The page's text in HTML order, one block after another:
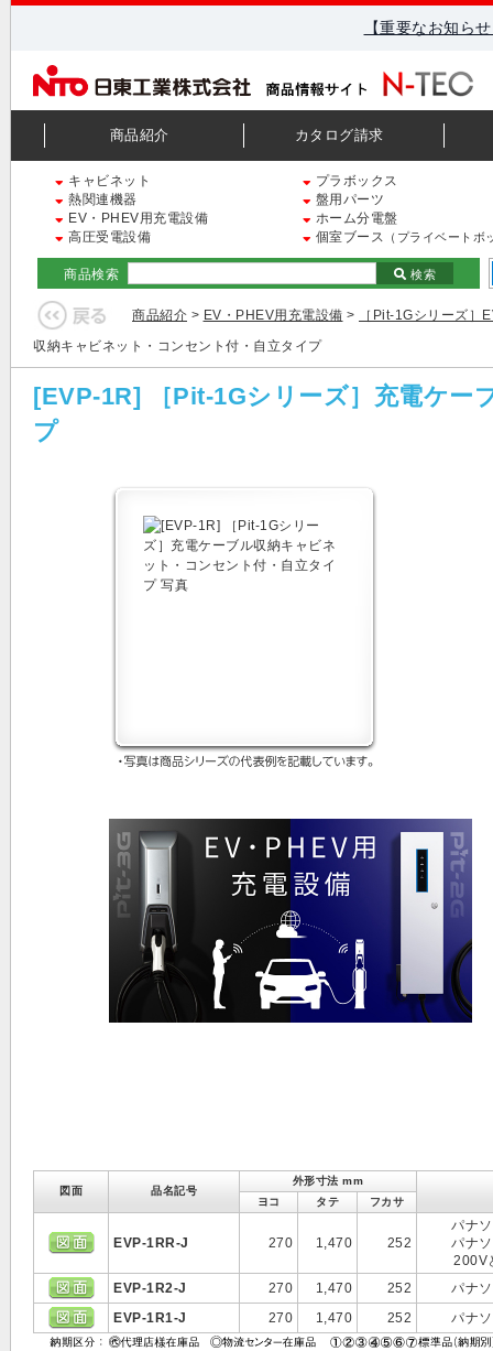
【重要なお知ら
商品紹介 カタログ請求
キャビネット
プラボックス
熱関連機器
盤用パーツ
EV・PHEV用充電設備
ホーム分電盤
高圧受電設備
個室ブース （プライベートボ
商品検索 検索
商品紹介 > EV・PHEV用充電設備 >
［Pit-1Gシリーズ］
収納キャビネット・コンセント付・自立タイプ
[EVP-1R] ［Pit-1Gシリーズ］充電ケー
プ
図面 品名記号
外形寸法 mm
ヨコ
タテ フカサ
EVP-1RR-J 270 1,470 252
パナ
パナ
200V
EVP-1R2-J
270 1,470 252
パナ
EVP-1R1-J
270 1,470 252 パナ